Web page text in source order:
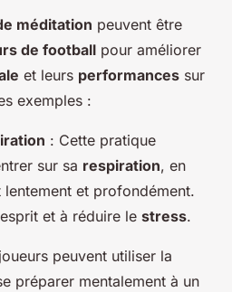
méditation peuvent être
de football pour améliorer
et leurs performances sur
exemples :
: Cette pratique
sur sa respiration, en
et profondément.
et à réduire le stress.
peuvent utiliser la
préparer mentalement à un